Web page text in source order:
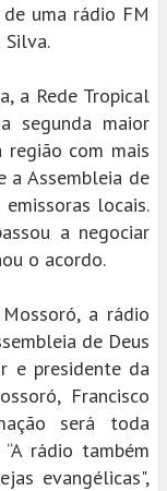
uma rádio FM
Silva.
a Rede Tropical
segunda maior
com mais
a Assembleia de
locais.
a negociar
o acordo.
a rádio
de Deus
e presidente da
Francisco
será toda
rádio também
evangélicas",